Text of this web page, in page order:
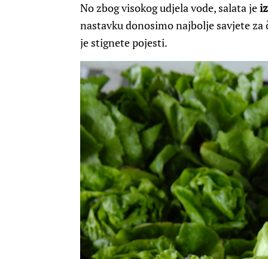
No zbog visokog udjela vode, salata je
nastavku donosimo najbolje savjete
je stignete pojesti.